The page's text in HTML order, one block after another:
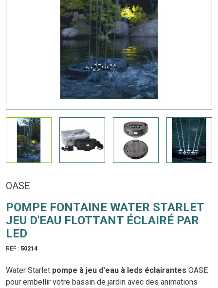
OASE
POMPE FONTAINE WATER STARLET
JEU D'EAU FLOTTANT ÉCLAIRÉ PAR
LED
REF : 50214
Water Starlet pompe à jeu d'eau à leds éclairantes OASE
pour embellir votre bassin de jardin avec des animations